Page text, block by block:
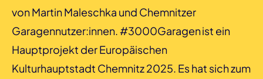
von Martin Maleschka und Chemnitzer
Garagennutzer:innen. #3000Garagen ist ein
Hauptprojekt der Europäischen
Kulturhauptstadt Chemnitz 2025. Es hat sich zum